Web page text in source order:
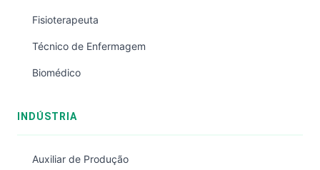
Fisioterapeuta
Técnico de Enfermagem
Biomédico
INDÚSTRIA
Auxiliar de Produção